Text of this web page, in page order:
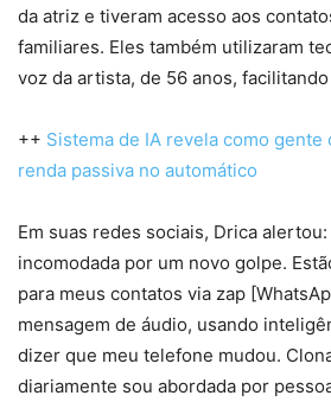
da atriz e tiveram acesso aos
familiares. Eles também utilizaram
voz da artista, de 56 anos,
++ Sistema de IA revela como gente
renda passiva no automático
Em suas redes sociais, Drica alertou:
incomodada por um novo golpe.
para meus contatos via zap
mensagem de áudio, usando
dizer que meu telefone mudou.
diariamente sou abordada por